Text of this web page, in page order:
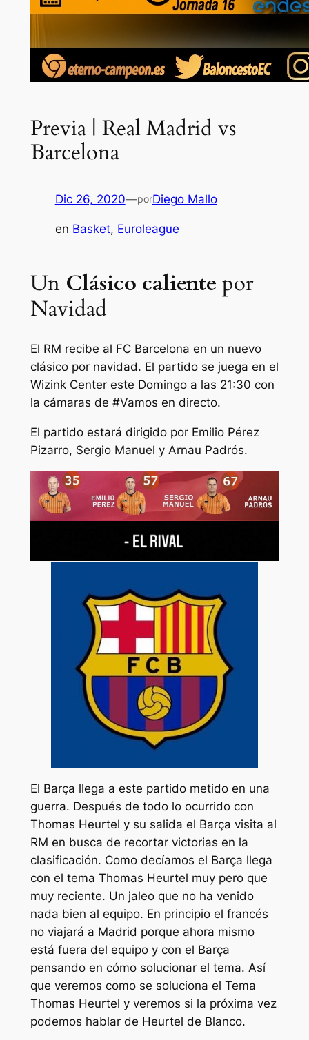
Previa | Real Madrid vs
Barcelona
Dic 26, 2020—porDiego Mallo
en Basket, Euroleague
Un Clásico caliente por
Navidad
El RM recibe al FC Barcelona en un nuevo
clásico por navidad. El partido se juega en el
Wizink Center este Domingo a las 21:30 con
la cámaras de #Vamos en directo.
El partido estará dirigido por Emilio Pérez
Pizarro, Sergio Manuel y Arnau Padrós.
El Barça llega a este partido metido en una
guerra. Después de todo lo ocurrido con
Thomas Heurtel y su salida el Barça visita al
RM en busca de recortar victorias en la
clasificación. Como decíamos el Barça llega
con el tema Thomas Heurtel muy pero que
muy reciente. Un jaleo que no ha venido
nada bien al equipo. En principio el francés
no viajará a Madrid porque ahora mismo
está fuera del equipo y con el Barça
pensando en cómo solucionar el tema. Así
que veremos como se soluciona el Tema
Thomas Heurtel y veremos si la próxima vez
podemos hablar de Heurtel de Blanco.